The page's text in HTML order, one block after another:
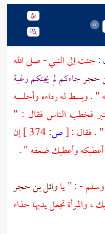
:جئت إلى النبي - صلى الله
حجرجاءكم لم يجئكم رغبة
" . وبسط له رداءه وأجلسه
فخطب الناس فقال : "
" . فقال :[ص:
إن
أعطيكه وأعطيك ضعفه " .
وسلم - : " ياوائل بن حجر
والمرأة تجعل يديها حذاء